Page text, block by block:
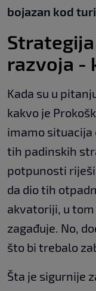
bojazan kod
razvoja -
Kada su u
kakvo je
imamo situacija
tih padinskih
potpunosti
da dio tih
akvatoriji, u
zagađuje. No,
što bi trebalo
Šta je sigurnije